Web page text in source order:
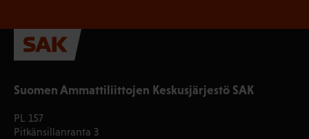
Suomen Ammattiliittojen Keskusjärjestö SAK
PL 157
Pitkänsillanranta 3